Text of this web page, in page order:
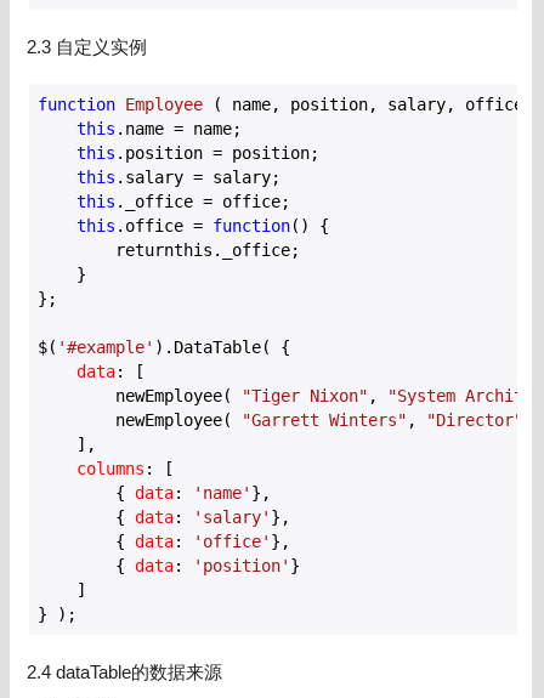
2.3 自定义实例
function Employee ( name, position, salary, office
this .name = name;
this .position = position;
this .salary = salary;
this ._office = office;
this .office = function( ) {
        returnthis._office;
    }
};
$( '#example' ).DataTable( {
data: [
        newEmployee(
"Tiger Nixon" ,
"System
        newEmployee(
"Garrett Winters" , "Director"
    ],
columns : [
        {
data: 'name' },
        {
data: 'salary' },
        {
data: 'office' },
        {
data: 'position' }
    ]
} );
2.4 dataTable的数据来源